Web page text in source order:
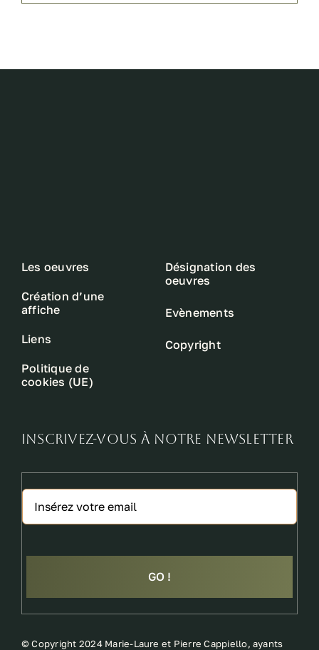
Les oeuvres
Création d’une
affiche
Liens
Politique de
cookies (UE)
Désignation des
oeuvres
Evènements
Copyright
INSCRIVEZ-VOUS À NOTRE NEWSLETTER
GO !
©Copyright 2024 Marie-Laure et Pierre Cappiello, ayants